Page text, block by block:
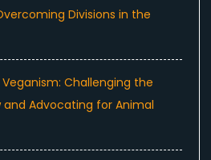
Divisions in the
Challenging the
and Advocating for Animal